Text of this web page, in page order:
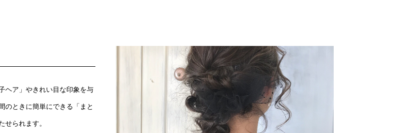
ヘア」やきれい目な印象を与
のときに簡単にできる「まと
せられます。